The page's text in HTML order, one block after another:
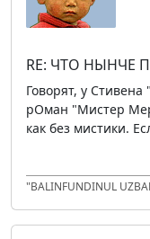
RE: ЧТО НЫНЧЕ
Говорят, у
рОман "Мистер
как без мистики.
"BALINFUNDINUL